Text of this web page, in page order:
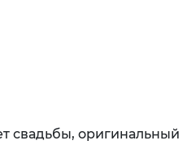
свадьбы, оригинальный